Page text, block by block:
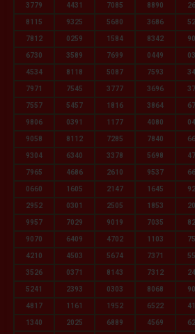
3779 4431 7085 8890
8115 9325 5680 3686
7812 0259 1584 8342
6730 3589 7699 0449
4534 8118 5087 7593
7971 7545 3777 3696
7557 5457 1816 3864
9806 0391 1177 4080
9058 8112 7285 7840
9304 6340 3378 5698
7965 4686 2610 9537
0660 1605 2147 1645
2952 0301 2505 1853
9957 7029 9019 7035
9070 6409 4702 1103
4210 4503 5674 7371
3526 0371 8143 7312
5241 2393 0303 8068
4817 1161 1952 6522
1340 2025 6889 4569